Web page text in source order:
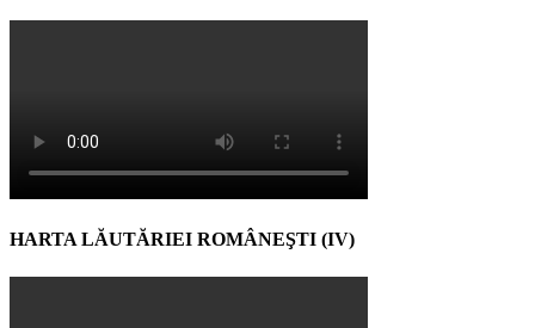
HARTA LĂUTĂRIEI ROMÂNEŞTI (IV)